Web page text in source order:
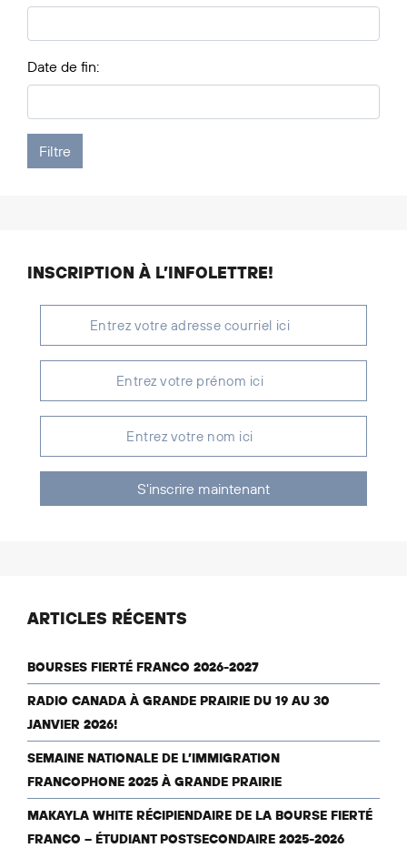
Date de fin:
INSCRIPTION À L’INFOLETTRE!
S'inscrire maintenant
ARTICLES RÉCENTS
BOURSES FIERTÉ FRANCO 2026-2027
RADIO CANADA À GRANDE PRAIRIE DU 19 AU 30
JANVIER 2026!
SEMAINE NATIONALE DE L’IMMIGRATION
FRANCOPHONE 2025 À GRANDE PRAIRIE
MAKAYLA WHITE RÉCIPIENDAIRE DE LA BOURSE FIERTÉ
FRANCO – ÉTUDIANT POSTSECONDAIRE 2025-2026